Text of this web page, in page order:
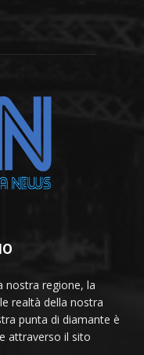
nostra regione, la
realtà della nostra
punta di diamante è
attraverso il sito